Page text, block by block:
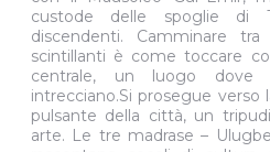
custode delle spoglie di
discendenti. Camminare
scintillanti è come toccare
centrale, un luogo
intrecciano.Si prosegue verso
pulsante della città, un
arte. Le tre madrase –